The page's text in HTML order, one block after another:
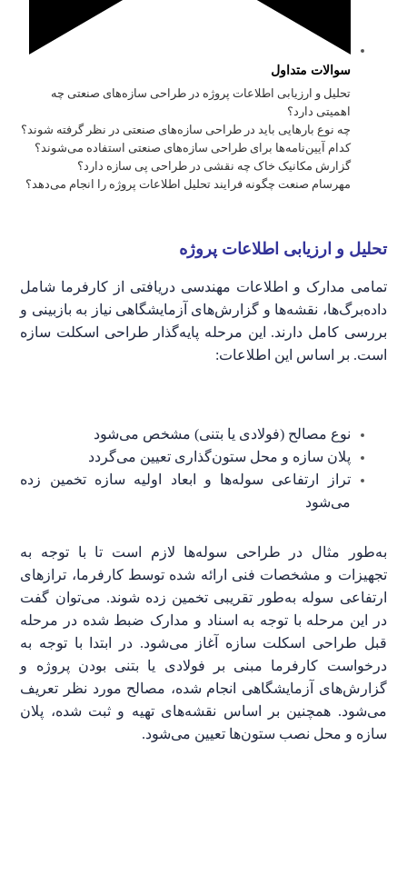
سوالات متداول
تحلیل و ارزیابی اطلاعات پروژه در طراحی سازه‌های صنعتی چه
اهمیتی دارد؟
چه نوع بارهایی باید در طراحی سازه‌های صنعتی در نظر گرفته شوند؟
کدام آیین‌نامه‌ها برای طراحی سازه‌های صنعتی استفاده می‌شوند؟
گزارش مکانیک خاک چه نقشی در طراحی پی سازه دارد؟
مهرسام صنعت چگونه فرایند تحلیل اطلاعات پروژه را انجام می‌دهد؟
تحلیل و ارزیابی اطلاعات پروژه
تمامی مدارک و اطلاعات مهندسی دریافتی از کارفرما شامل
داده‌برگ‌ها، نقشه‌ها و گزارش‌های آزمایشگاهی نیاز به بازبینی و
بررسی کامل دارند. این مرحله پایه‌گذار طراحی اسکلت سازه
است. بر اساس این اطلاعات:
نوع مصالح (فولادی یا بتنی) مشخص می‌شود
پلان سازه و محل ستون‌گذاری تعیین می‌گردد
تراز ارتفاعی سوله‌ها و ابعاد اولیه سازه تخمین زده
می‌شود
به‌طور مثال در طراحی سوله‌ها لازم است تا با توجه به
تجهیزات و مشخصات فنی ارائه شده توسط کارفرما، تراز‌های
ارتفاعی سوله به‌طور تقریبی تخمین زده شوند. می‌توان گفت
در این مرحله با توجه به اسناد و مدارک ضبط شده در مرحله
قبل طراحی اسکلت سازه آغاز می‌شود. در ابتدا با توجه به
درخواست کارفرما مبنی بر فولادی یا بتنی بودن پروژه و
گزارش‌های آزمایشگاهی انجام شده، مصالح مورد نظر تعریف
می‌شود. همچنین بر اساس نقشه‌های تهیه و ثبت شده‌، پلان
سازه و محل نصب ستون‌ها تعیین می‌شود.